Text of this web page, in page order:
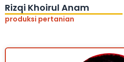
Rizqi Khoirul Anam
produksi pertanian